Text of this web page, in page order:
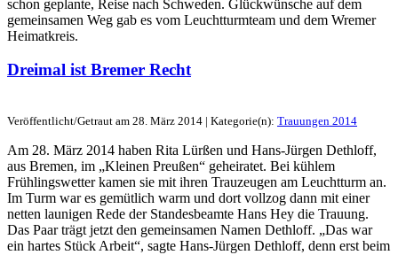
schon geplante, Reise nach Schweden. Glückwünsche auf dem
gemeinsamen Weg gab es vom Leuchtturmteam und dem Wremer
Heimatkreis.
Dreimal ist Bremer Recht
Veröffentlicht/Getraut am 28. März 2014 | Kategorie(n): Trauungen 2014
Am 28. März 2014 haben Rita Lürßen und Hans-Jürgen Dethloff,
aus Bremen, im „Kleinen Preußen“ geheiratet. Bei kühlem
Frühlingswetter kamen sie mit ihren Trauzeugen am Leuchtturm an.
Im Turm war es gemütlich warm und dort vollzog dann mit einer
netten launigen Rede der Standesbeamte Hans Hey die Trauung.
Das Paar trägt jetzt den gemeinsamen Namen Dethloff. „Das war
ein hartes Stück Arbeit“, sagte Hans-Jürgen Dethloff, denn erst beim